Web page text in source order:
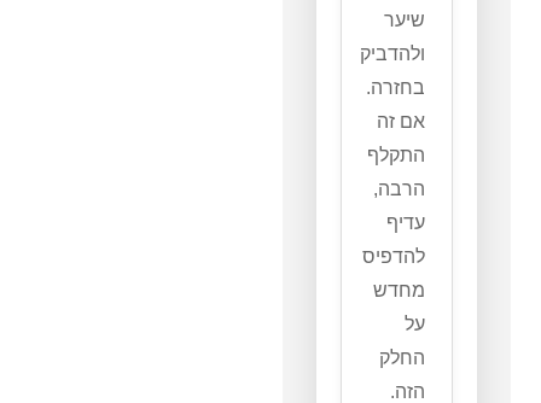
שיער
ולהדביק
בחזרה.
אם זה
התקלף
הרבה,
עדיף
להדפיס
מחדש
על
החלק
הזה.